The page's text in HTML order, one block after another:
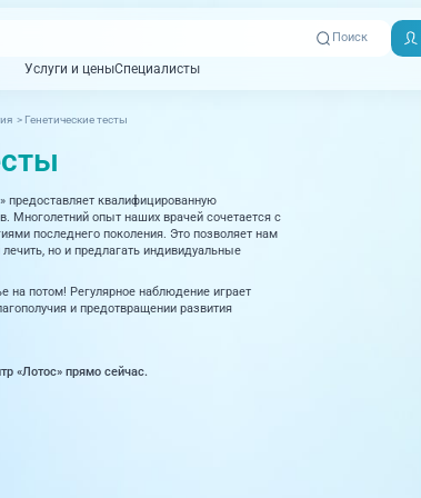
Поиск
Услуги и ценыСпециалисты
> Генетические тесты
квалифицированную
опыт наших врачей сочетается с
последнего поколения. Это позволяет нам
но и предлагать индивидуальные
на потом! Регулярное наблюдение играет
и предотвращении развития
«Лотос» прямо сейчас.
УЗИ (Ультразвуковая диагностика)
Оториноларингология
Офтальмология
Проктология